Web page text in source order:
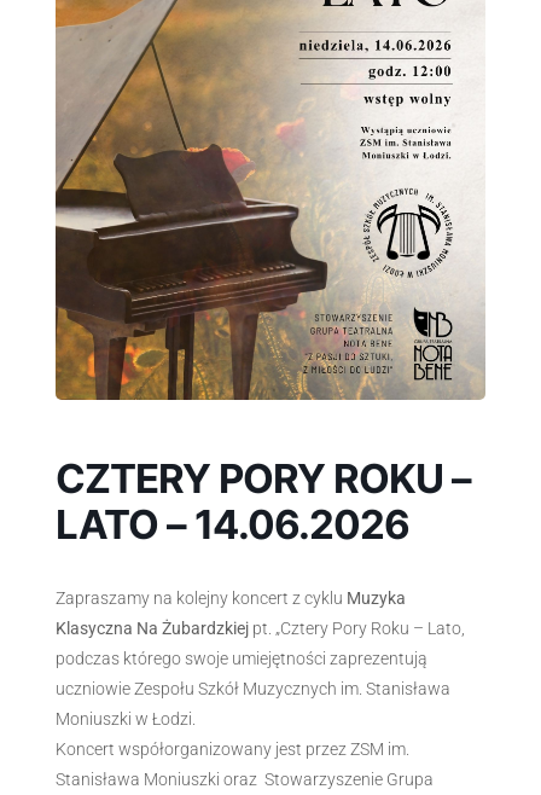
CZTERY PORY ROKU –
LATO – 14.06.2026
Zapraszamy na kolejny koncert z cyklu Muzyka
Klasyczna Na Żubardzkiej pt. „Cztery Pory Roku – Lato,
podczas którego swoje umiejętności zaprezentują
uczniowie Zespołu Szkół Muzycznych im. Stanisława
Moniuszki w Łodzi.
Koncert współorganizowany jest przez ZSM im.
Stanisława Moniuszki oraz Stowarzyszenie Grupa